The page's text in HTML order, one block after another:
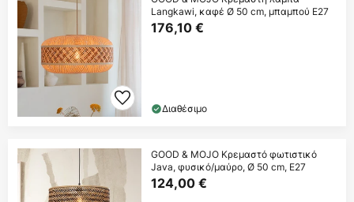
Langkawi, καφέ Ø 50 cm, μπαμπού E27
176,10 €
Διαθέσιμο
GOOD & MOJO Κρεμαστό φωτιστικό
Java, φυσικό/μαύρο, Ø 50 cm, E27
124,00 €